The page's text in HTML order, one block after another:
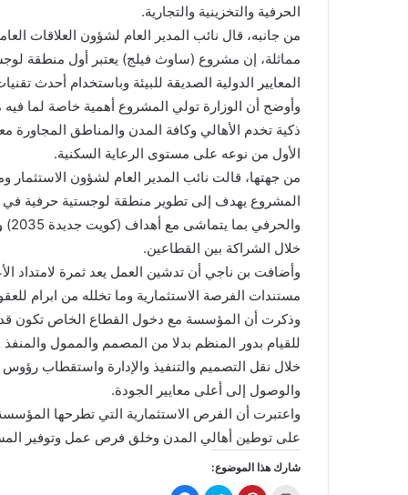
الحرفية والتخزينية والتجارية.
من جانبه، قال نائب المدير العام لشؤون العلاقات
مماثلة، إن مشروع (ساوث فيلج) يعتبر أول منطقة
المعايير الدولية الصديقة للبيئة وباستخدام أحدث
وأوضح أن الوزارة تولي المشروع أهمية خاصة لما
ذكية تخدم الأهالي وكافة المدن والمناطق المجاورة
الأول من نوعه على مستوى الرعاية السكنية.
من جهتها، قالت نائب المدير العام لشؤون
المشروع يهدف إلى تطوير منطقة لوجستية حرفية في
خلال الشراكة بين القطاعين.
وأضافت بن ناجي أن تدشين العمل يعد ثمرة لامتداد
مستندات الفرصة الاستثمارية وما تخلله من ابرام
وذكرت أن المؤسسة مع دخول القطاع الخاص تكون قد
للقيام بدور المنظم بدلا من المصمم والممول
خلال نقل التصميم والتنفيذ والإدارة واستقطاب رؤوس
والوصول إلى أعلى معايير الجودة.
واعتبرت أن الفرص الاستثمارية التي تطرحها
على توطين أهالي المدن وخلق فرص عمل وتوفير
شارك هذا الموضوع: